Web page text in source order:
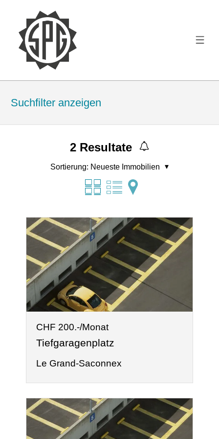
Suchfilter anzeigen
2Resultate
Sortierung: Neueste Immobilien
CHF 200.-/Monat
Tiefgaragenplatz
Le Grand-Saconnex